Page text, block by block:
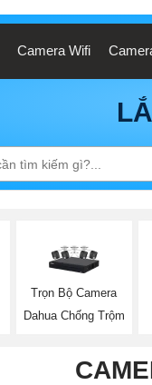
Camera Wifi
Trọn Bộ Camera
Dahua Chống Trộm